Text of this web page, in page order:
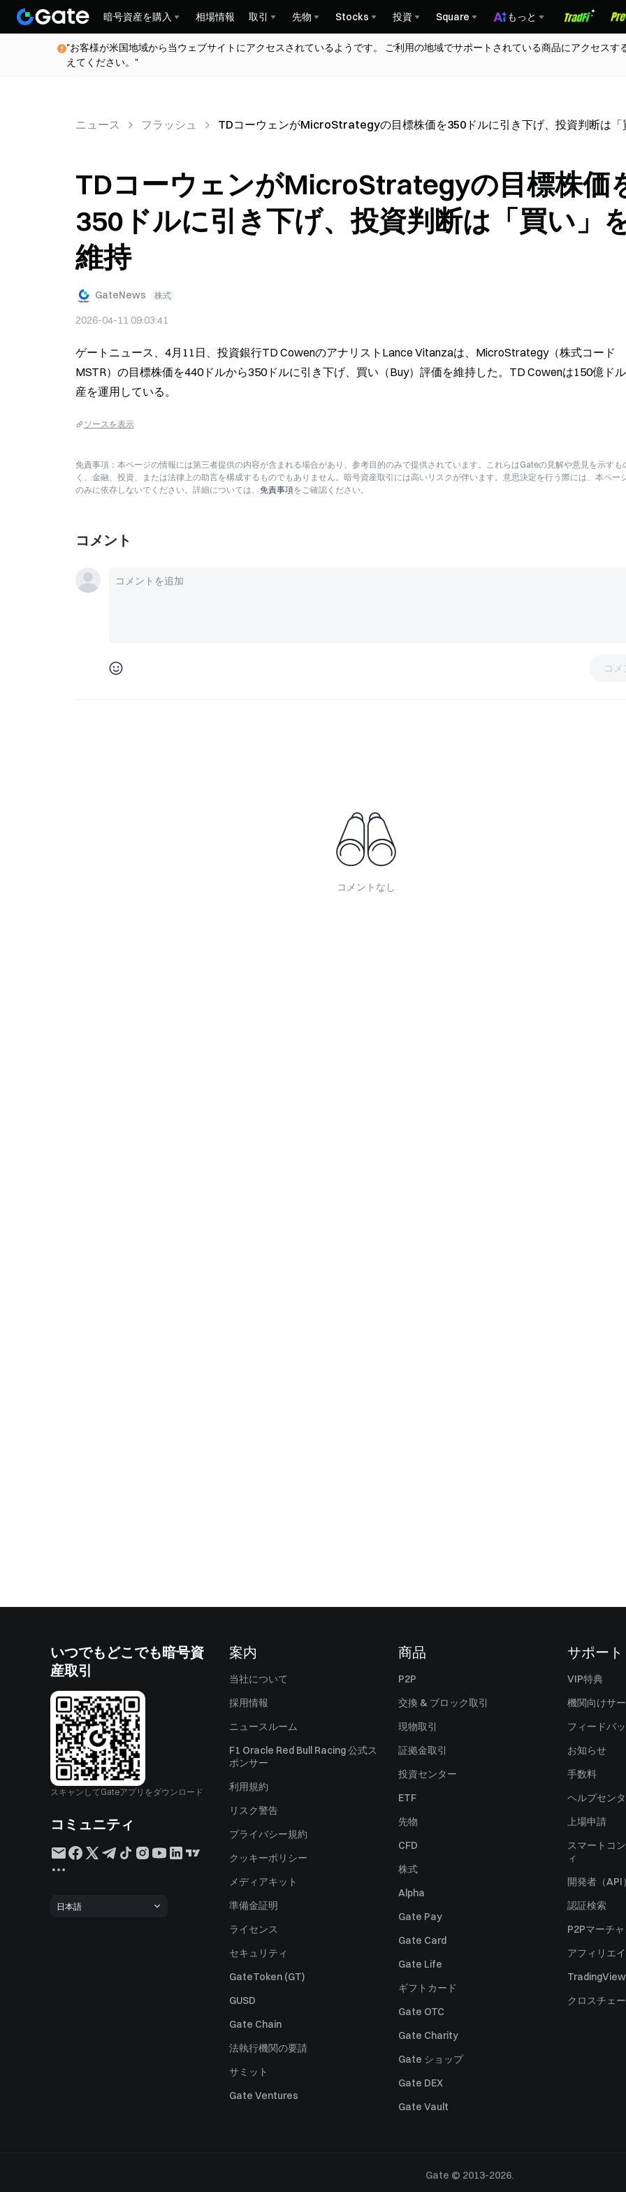
暗号資産を購入 相場情報 取引 先物 Stocks 投資 Square もっと
"お客様が米国地域から当ウェブサイトにアクセスされているようです。 ご利用の地域でサポートされている商品にアクセスす
えてください。"
ニュース フラッシュ TDコーウェンがMicroStrategyの目標株価を350ドルに引き下げ、投資判断は「
TDコーウェンがMicroStrategyの目標株価
350ドルに引き下げ、投資判断は「買い」
維持
GateNews 株式
2026-04-11 09:03:41
ゲートニュース、4月11日、投資銀行TD CowenのアナリストLance Vitanzaは、MicroStrategy（株式コード
MSTR）の目標株価を440ドルから350ドルに引き下げ、買い（Buy）評価を維持した。TD Cowenは150億ド
産を運用している。
ソースを表示
免責事項：本ページの情報には第三者提供の内容が含まれる場合があり、参考目的のみで提供されています。これらはGateの見解や意見を示すも
く、金融、投資、または法律上の助言を構成するものでもありません。暗号資産取引には高いリスクが伴います。意思決定を行う際には、本ペー
のみに依存しないでください。詳細については、 免責事項をご確認ください。
コメント
コ
コメントなし
いつでもどこでも暗号資
産取引
スキャンしてGateアプリをダウンロード
コミュニティ
日本語
案内
当社について
採用情報
ニュースルーム
F1 Oracle Red Bull Racing 公式ス
ポンサー
利用規約
リスク警告
プライバシー規約
クッキーポリシー
メディアキット
準備金証明
ライセンス
セキュリティ
GateToken (GT)
GUSD
Gate Chain
法執行機関の要請
サミット
Gate Ventures
商品
P2P
交換 & ブロック取引
現物取引
証拠金取引
投資センター
ETF
先物
CFD
株式
Alpha
Gate Pay
Gate Card
Gate Life
ギフトカード
Gate OTC
Gate Charity
Gate ショップ
Gate DEX
Gate Vault
サポート
VIP特典
機関向けサ
フィードバ
お知らせ
手数料
ヘルプセン
上場申請
スマートコ
ィ
開発者（API
認証検索
P2Pマーチ
アフィリエ
TradingView
クロスチェ
Gate © 2013-2026.